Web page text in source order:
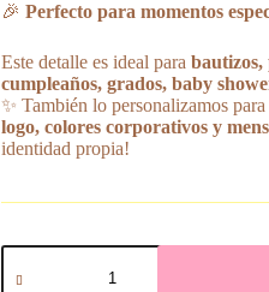
🎉 Perfecto para momentos
Este detalle es ideal para bautizos,
cumpleaños, grados, baby
✨ También lo personalizamos para
logo, colores corporativos y
identidad propia!
Botones
personalizados